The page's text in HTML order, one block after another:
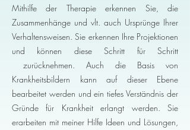
Mithilfe der Therapie erkennen Sie, die
Zusammenhänge und vlt. auch Ursprünge Ihrer
Verhaltensweisen. Sie erkennen Ihre Projektionen
und können diese Schritt für Schritt
zurücknehmen. Auch die Basis von
Krankheitsbildern kann auf dieser Ebene
bearbeitet werden und ein tiefes Verständnis der
Gründe für Krankheit erlangt werden. Sie
erarbeiten mit meiner Hilfe Ideen und Lösungen,